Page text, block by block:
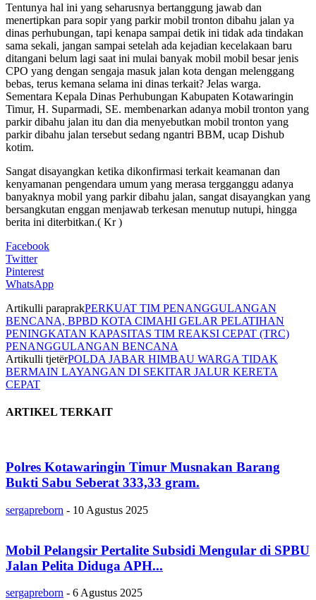
Tentunya hal ini yang seharusnya bertanggung jawab dan
menertipkan para sopir yang parkir mobil tronton dibahu jalan ya
dinas perhubungan, tapi kenapa sampai detik ini tidak ada tindakan
sama sekali, jangan sampai setelah ada kejadian kecelakaan baru
ditangani belum lagi saat ini mulai banyak mobil mobil besar jenis
CPO yang dengan sengaja masuk jalan kota dengan melenggang
bebas, terus kemana selama ini dinas terkait? Jelas warga.
Sementara Kepala Dinas Perhubungan Kabupaten Kotawaringin
Timur, H. Suparmadi, SE. membenarkan adanya mobil tronton yang
parkir dibahu jalan itu dan dia menyebutkan mobil tronton yang
parkir dibahu jalan tersebut sedang ngantri BBM, ucap Dishub
kotim.
Sangat disayangkan ketika dikonfirmasi terkait keamanan dan
kenyamanan pengendara umum yang merasa tergganggu adanya
banyaknya mobil yang parkir dibahu jalan, sangat disayangkan yang
bersangkutan enggan menjawab terkesan menutup nutupi, hingga
berita ini diterbitkan.( Kr )
Facebook
Twitter
Pinterest
WhatsApp
Artikulli paraprakPERKUAT TIM PENANGGULANGAN
BENCANA, BPBD KOTA CIMAHI GELAR PELATIHAN
PENINGKATAN KAPASITAS TIM REAKSI CEPAT (TRC)
PENANGGULANGAN BENCANA
Artikulli tjetërPOLDA JABAR HIMBAU WARGA TIDAK
BERMAIN LAYANGAN DI SEKITAR JALUR KERETA
CEPAT
ARTIKEL TERKAIT
Polres Kotawaringin Timur Musnakan Barang
Bukti Sabu Seberat 333,33 gram.
sergapreborn - 10 Agustus 2025
Mobil Pelangsir Pertalite Subsidi Mengular di SPBU
Jalan Pelita Diduga APH...
sergapreborn - 6 Agustus 2025